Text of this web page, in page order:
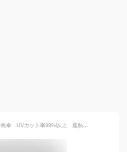
【レディース晴雨兼用長傘 UVカット率99%以上 遮熱効果】無地刺繍 58cmワンタッチジャンプ傘《UVシルバーコーティング》大きい かわいい おしゃれ 涼しい プレゼント 無料ラッピング